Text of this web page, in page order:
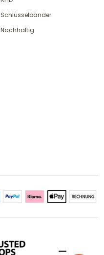
Schlüsselbänder
Nachhaltig